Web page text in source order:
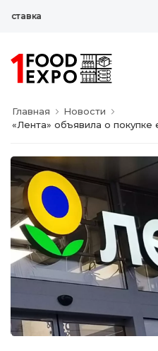
Главная
Новости
«Лента» объявила о